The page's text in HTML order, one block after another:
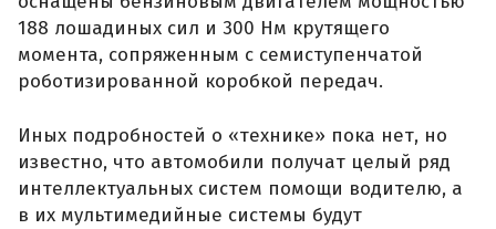
188 лошадиных сил и 300 Нм крутящего
момента, сопряженным с семиступенчатой
роботизированной коробкой передач.
Иных подробностей о «технике» пока нет, но
известно, что автомобили получат целый ряд
интеллектуальных систем помощи водителю, а
в их мультимедийные системы будут